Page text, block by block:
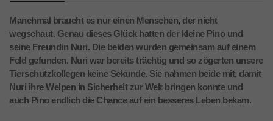
Manchmal braucht es nur einen Menschen, der nicht
wegschaut. Genau dieses Glück hatten der kleine Pino und
seine Freundin Nuri. Die beiden wurden gemeinsam auf einem
Feld gefunden. Nuri war bereits trächtig und so zögerten unsere
Tierschutzkollegen keine Sekunde. Sie nahmen beide mit, damit
Nuri ihre Welpen in Sicherheit zur Welt bringen konnte und
auch Pino endlich die Chance auf ein besseres Leben bekam.